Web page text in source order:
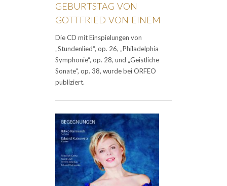
GEBURTSTAG VON
GOTTFRIED VON EINEM
Die CD mit Einspielungen von
„Stundenlied“, op. 26, „Philadelphia
Symphonie“, op. 28, und „Geistliche
Sonate“, op. 38, wurde bei ORFEO
publiziert.